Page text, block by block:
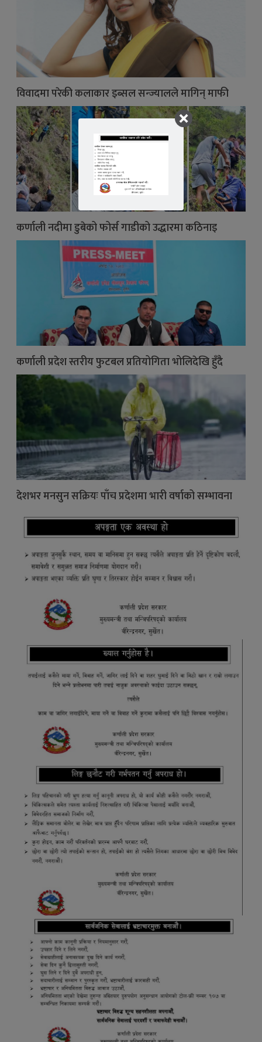
विवादमा परेकी कलाकार इब्सल सन्ज्यालले मागिन् माफी
कर्णाली नदीमा डुबेको फोर्स गाडीको उद्धारमा कठिनाइ
कर्णाली प्रदेश स्तरीय फुटबल प्रतियोगिता भोलिदेखि हुँदै
देशभर मनसुन सक्रियः पाँच प्रदेशमा भारी वर्षाको सम्भावना